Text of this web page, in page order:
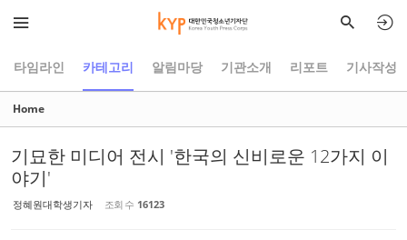
타임라인 카테고리 알림마당 기관소개 리포트 기사작성
Home
기묘한 미디어 전시 '한국의 신비로운 12가지 이
야기'
정혜원대학생기자 조회 수 16123
Sketchbook5, 스케치북5